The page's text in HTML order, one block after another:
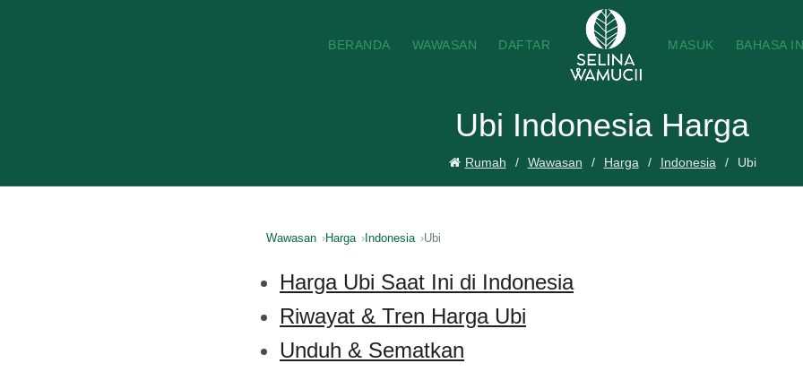
BERANDA WAWASAN DAFTAR MASUK BAHASA
Ubi Indonesia Harga
Rumah Wawasan Harga Indonesia Ubi
Wawasan Harga Indonesia Ubi
Harga Ubi Saat Ini di Indonesia
Riwayat & Tren Harga Ubi
Unduh & Sematkan